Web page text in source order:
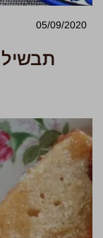
05/09/2020
תבשיל